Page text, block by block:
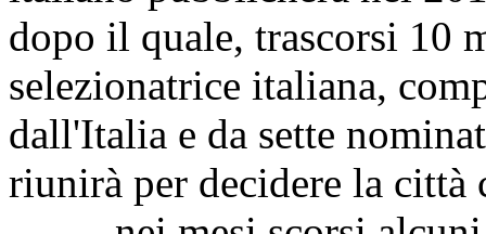
dopo il quale, trascorsi 10
selezionatrice italiana,
dall'Italia e da sette
riunirà per decidere la città